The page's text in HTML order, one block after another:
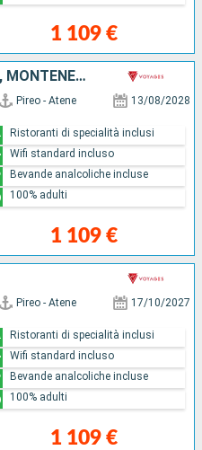
1 109 €
GRECIA, ALBANIA, CROAZIA, MONTENEGRO
Pireo - Atene 13/08/2028
1 109 €
Ristoranti di specialità inclusi
Wifi standard incluso
Bevande analcoliche incluse
100% adulti
Pireo - Atene 17/10/2027
1 109 €
Ristoranti di specialità inclusi
Wifi standard incluso
Bevande analcoliche incluse
100% adulti